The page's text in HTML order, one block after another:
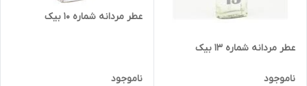
عطر مردانه شماره 13 بیک
ناموجود
عطر مردانه شماره 10 بیک
ناموجود